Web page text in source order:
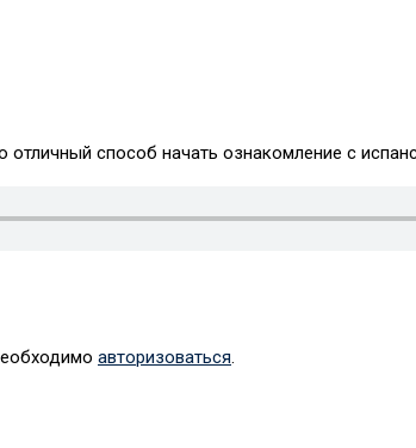
отличный способ начать ознакомление с
авторизоваться